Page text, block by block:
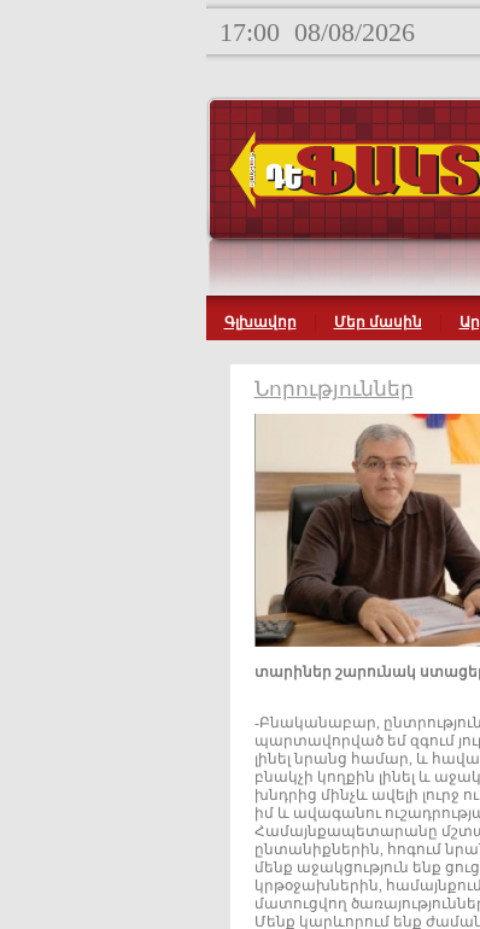
17:00 08/08/2026
Գլխավոր Մեր մասին
Նորություններ
տարիներ շարունակ ստացել
-Բնականաբար,
պարտավորված եմ զգում
լինել նրանց համար, և
բնակչի կողքին լինել և
խնդրից մինչև ավելի
իմ և ավագանու
Համայնքապետարանը
ընտանիքներին, հոգում
մենք աջակցություն ենք
կրթօջախներին,
մատուցվող
Մենք կարևորում ենք